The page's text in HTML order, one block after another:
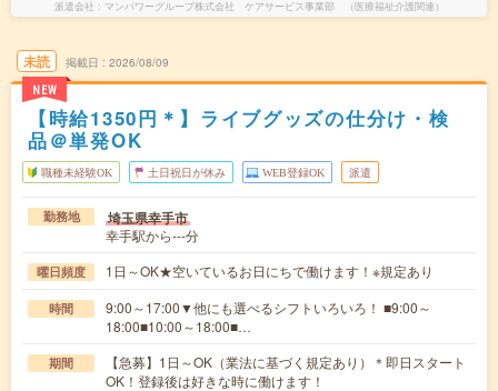
派遣会社 マンパワーグループ株式会社 ケアサービス事業部 （医療福祉介護関連）
未読
NEW
掲載日 2026/08/09
【時給1350円＊】ライブグッズの仕分け・検
品＠単発OK
職種未経験OK 土日祝日が休み WEB登録OK 派遣
勤務地 埼玉県幸手市
幸手駅から---分
曜日頻度 1日～OK★空いているお日にちで働けます！※規定あり
時間
9:00～17:00▼他にも選べるシフトいろいろ！ ■9:00～
18:00■10:00～18:00■…
期間
【急募】1日～OK（業法に基づく規定あり）＊即日スタート
OK！登録後は好きな時に働けます！